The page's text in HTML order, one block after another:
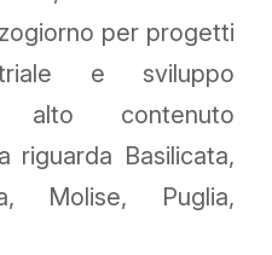
per progetti
e sviluppo
alto contenuto
riguarda Basilicata,
Molise, Puglia,